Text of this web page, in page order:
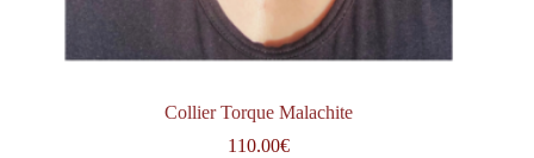
Collier Torque Malachite
110.00€